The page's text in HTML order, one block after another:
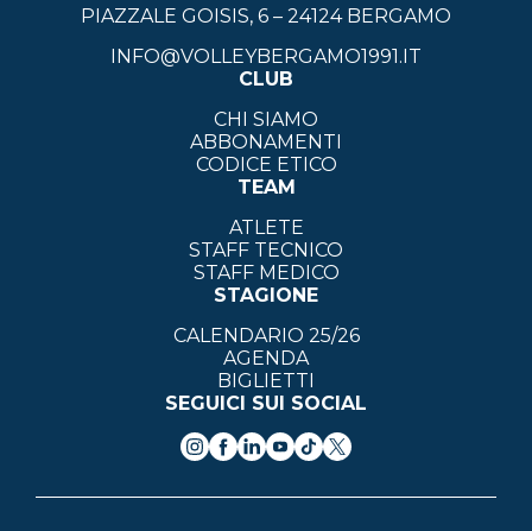
PIAZZALE GOISIS, 6 – 24124 BERGAMO
INFO@VOLLEYBERGAMO1991.IT
CLUB
CHI SIAMO
ABBONAMENTI
CODICE ETICO
TEAM
ATLETE
STAFF TECNICO
STAFF MEDICO
STAGIONE
CALENDARIO 25/26
AGENDA
BIGLIETTI
SEGUICI SUI SOCIAL